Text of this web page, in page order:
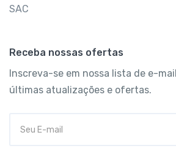
SAC
Receba nossas ofertas
Inscreva-se em nossa lista de e-
últimas atualizações e ofertas.